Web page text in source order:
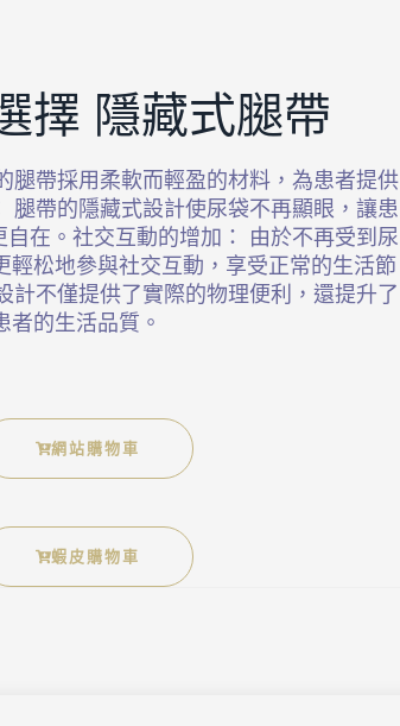
擇 隱藏式腿帶
腿帶採用柔軟而輕盈的材料，為患者提供
腿帶的隱藏式設計使尿袋不再顯眼，讓患
在。社交互動的增加： 由於不再受到尿
輕松地參與社交互動，享受正常的生活節
計不僅提供了實際的物理便利，還提升了
者的生活品質。
網站購物車
蝦皮購物車